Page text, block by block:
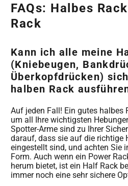
FAQs: Halbes
Rack
Kann ich alle meine
(Kniebeugen,
Überkopfdrücken)
halben Rack
Auf jeden Fall! Ein gutes halbes
um all Ihre wichtigsten
Spotter-Arme sind zu Ihrer
darauf, dass sie auf die richtige
eingestellt sind, und achten Sie
Form. Auch wenn ein Power
herum bietet, ist ein Half Rack
immer noch eine sehr sichere